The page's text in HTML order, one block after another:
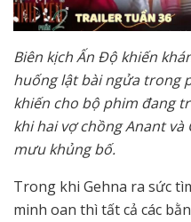
Biên kịch Ấn Độ khiến
huống lật bài ngửa trong
khiến cho bộ phim đang
khi hai vợ chồng Anant
mưu khủng bố.
Trong khi Gehna ra sức
minh oan thì tất cả các